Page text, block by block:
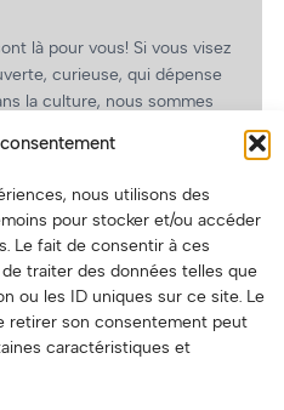
nous utilisons des
pour stocker et/ou accéder
Le fait de consentir à ces
traiter des données telles que
ou les ID uniques sur ce site. Le
retirer son consentement peut
caractéristiques et
là pour vous! Si vous visez
curieuse, qui dépense
la culture, nous sommes
pour vous, les